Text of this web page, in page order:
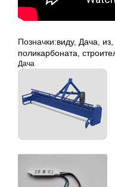
Позначки:виду, Дача из
поликарбоната
Дача